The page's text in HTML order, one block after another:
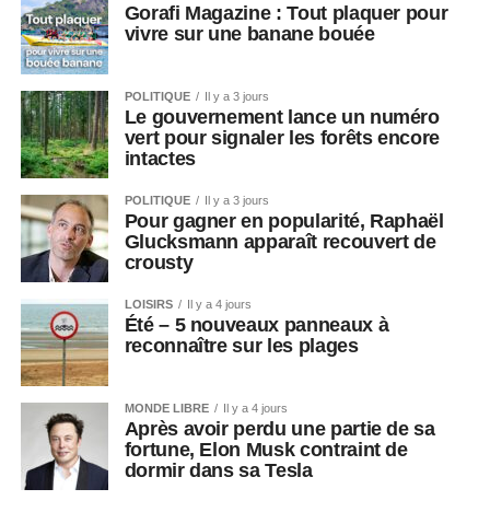
Gorafi Magazine : Tout plaquer pour
vivre sur une banane bouée
POLITIQUE Il y a 3 jours
Le gouvernement lance un numéro
vert pour signaler les forêts encore
intactes
POLITIQUE Il y a 3 jours
Pour gagner en popularité, Raphaël
Glucksmann apparaît recouvert de
crousty
LOISIRS Il y a 4 jours
Été – 5 nouveaux panneaux à
reconnaître sur les plages
MONDE LIBRE Il y a 4 jours
Après avoir perdu une partie de sa
fortune, Elon Musk contraint de
dormir dans sa Tesla